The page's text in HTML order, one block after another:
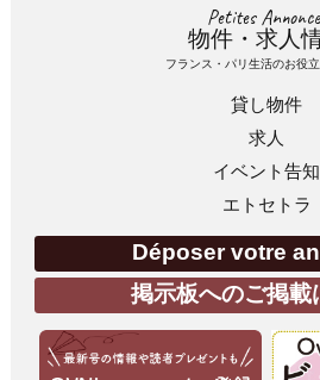
Petites
物件・求人
フランス・パリ生活のお役
貸し物件
求人
イベント告知
エトセトラ
Déposer votre
掲示板へのご掲載